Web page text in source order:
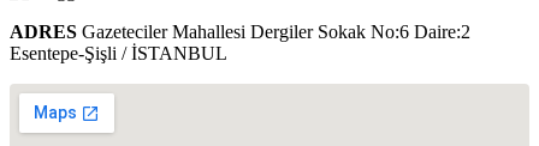
ADRES Gazeteciler Mahallesi Dergiler Sokak No:6 Daire:2
Esentepe-Şişli / İSTANBUL